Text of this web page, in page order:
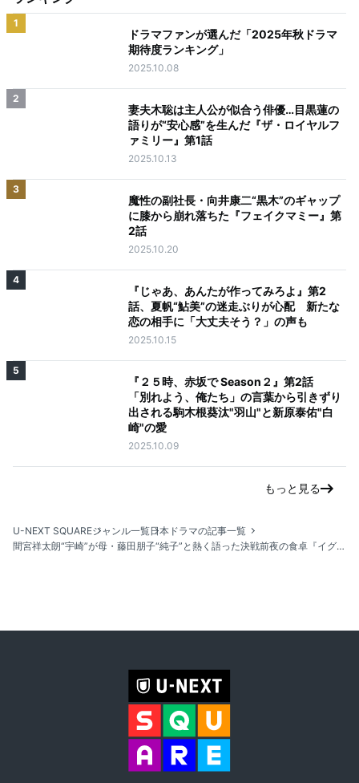
1
ドラマファンが選んだ「2025年秋ドラマ
期待度ランキング」
2025.10.08
2
妻夫木聡は主人公が似合う俳優…目黒蓮の
語りが“安心感”を生んだ『ザ・ロイヤルフ
ァミリー』第1話
2025.10.13
3
魔性の副社長・向井康二“黒木”のギャップ
に膝から崩れ落ちた『フェイクマミー』第
2話
2025.10.20
4
『じゃあ、あんたが作ってみろよ』第2
話、夏帆“鮎美”の迷走ぶりが心配 新たな
恋の相手に「大丈夫そう？」の声も
2025.10.15
5
『２５時、赤坂で Season２』第2話
「別れよう、俺たち」の言葉から引きずり
出される駒木根葵汰"羽山"と新原泰佑"白
崎"の愛
2025.10.09
もっと見る
U-NEXT SQUAREジャンル一覧日本ドラマの記事一覧
間宮祥太朗“宇崎”が母・藤田朋子“純子”と熱く語った決戦前夜の食卓『イグナイト』第10話